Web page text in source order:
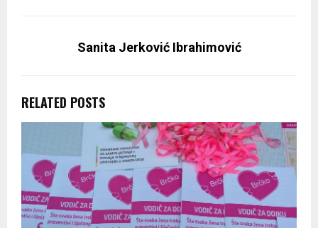
Sanita Jerković Ibrahimović
RELATED POSTS